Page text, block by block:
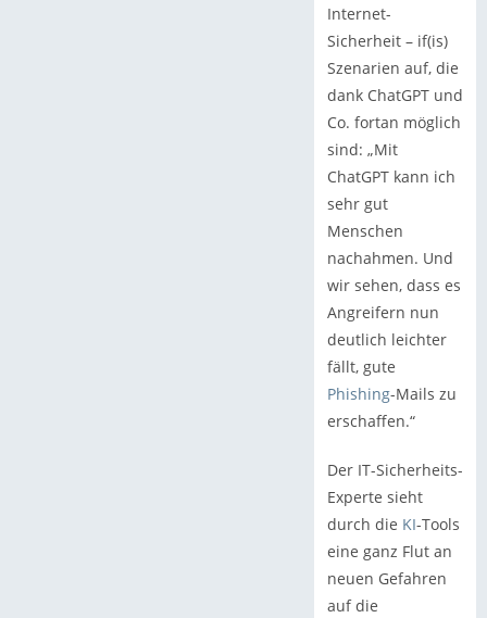
Internet-
Sicherheit – if(is)
Szenarien auf, die
dank ChatGPT und
Co. fortan möglich
sind: „Mit
ChatGPT kann ich
sehr gut
Menschen
nachahmen. Und
wir sehen, dass es
Angreifern nun
deutlich leichter
fällt, gute
Phishing-Mails zu
erschaffen.“
Der IT-Sicherheits-
Experte sieht
durch die KI-Tools
eine ganz Flut an
neuen Gefahren
auf die